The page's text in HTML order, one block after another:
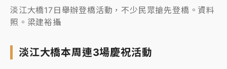
淡江大橋17日舉辦登橋活動，不少民眾搶先登橋。資料
照。梁建裕攝
淡江大橋本周連3場慶祝活動